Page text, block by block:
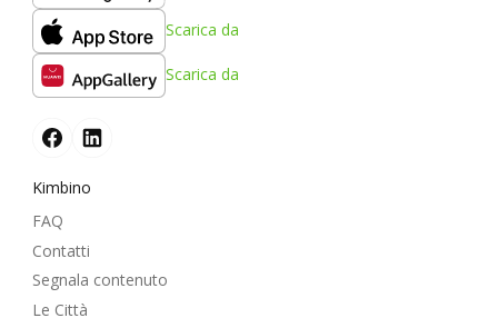
Scarica da
Scarica da
Kimbino
FAQ
Contatti
Segnala contenuto
Le Città